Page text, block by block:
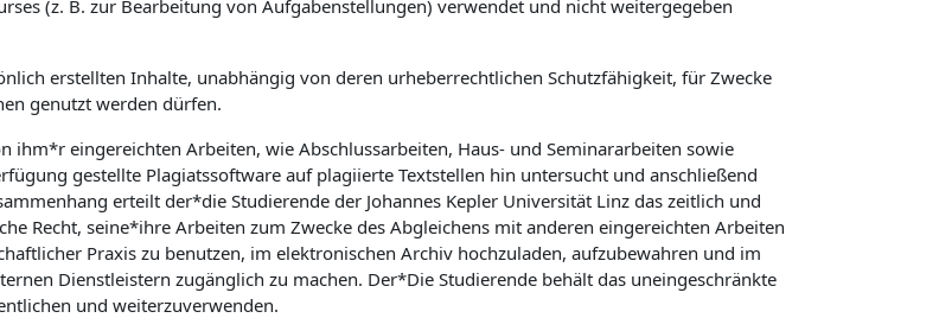
(z. B. zur Bearbeitung von Aufgabenstellungen) verwendet und nicht weitergegeben
erstellten Inhalte, unabhängig von deren urheberrechtlichen Schutzfähigkeit, für Zwecke
genutzt werden dürfen.
ihm*r eingereichten Arbeiten, wie Abschlussarbeiten, Haus- und Seminararbeiten sowie
gestellte Plagiatssoftware auf plagiierte Textstellen hin untersucht und anschließend
erteilt der*die Studierende der Johannes Kepler Universität Linz das zeitlich und
Recht, seine*ihre Arbeiten zum Zwecke des Abgleichens mit anderen eingereichten Arbeiten
Praxis zu benutzen, im elektronischen Archiv hochzuladen, aufzubewahren und im
Dienstleistern zugänglich zu machen. Der*Die Studierende behält das uneingeschränkte
und weiterzuverwenden.